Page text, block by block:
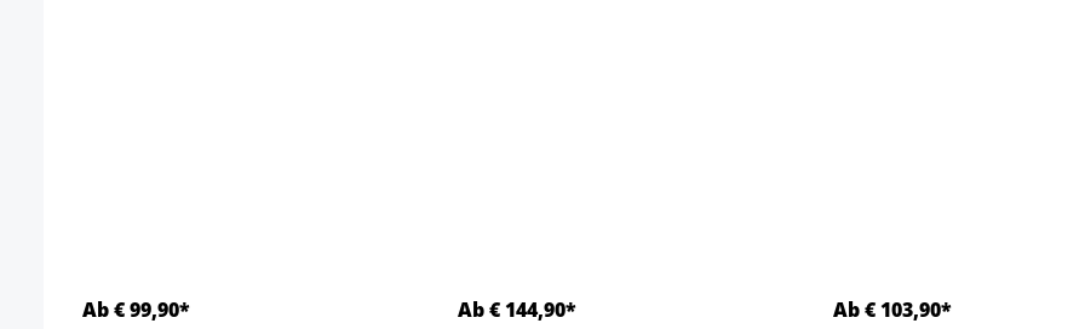
Ab € 99,90* Ab € 144,90* Ab € 103,90*